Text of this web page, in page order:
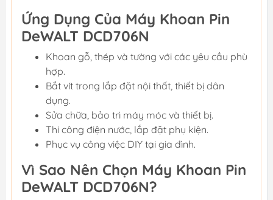
Ứng Dụng Của Máy Khoan Pin
DeWALT DCD706N
Khoan gỗ, thép và tường với các yêu cầu phù
hợp.
Bắt vít trong lắp đặt nội thất, thiết bị dân
dụng.
Sửa chữa, bảo trì máy móc và thiết bị.
Thi công điện nước, lắp đặt phụ kiện.
Phục vụ công việc DIY tại gia đình.
Vì Sao Nên Chọn Máy Khoan Pin
DeWALT DCD706N?